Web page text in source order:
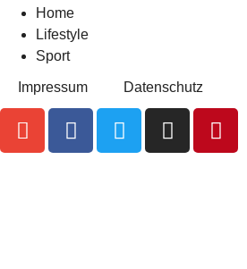
Home
Lifestyle
Sport
Impressum Datenschutz